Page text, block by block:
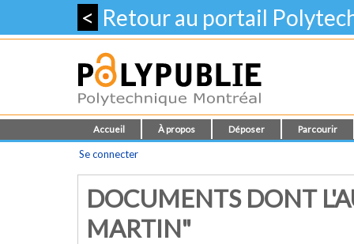
< Retour au portail
Accueil À propos Déposer Parcourir
Se connecter
DOCUMENTS DONT
MARTIN"